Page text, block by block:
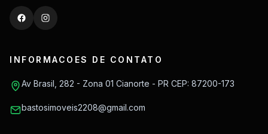
INFORMACOES DE CONTATO
Av Brasil, 282 - Zona 01 Cianorte - PR CEP: 87200-173
bastosimoveis2208@gmail.com